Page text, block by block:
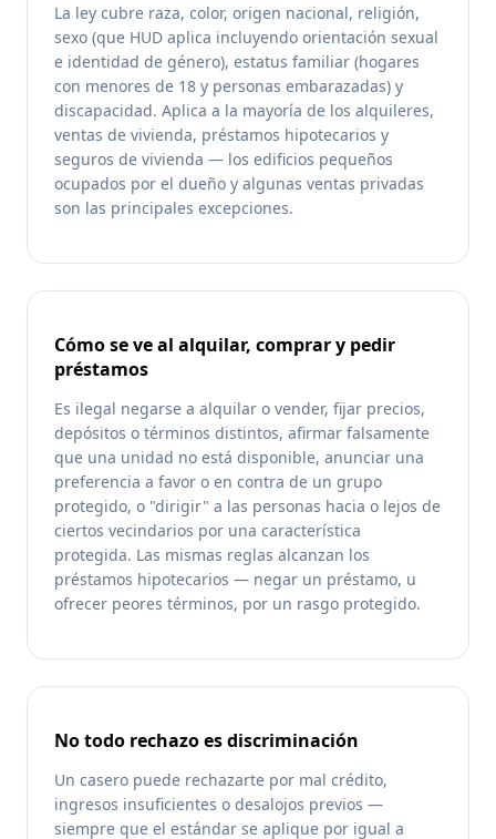
La ley cubre raza, color, origen nacional, religión,
sexo (que HUD aplica incluyendo orientación sexual
e identidad de género), estatus familiar (hogares
con menores de 18 y personas embarazadas) y
discapacidad. Aplica a la mayoría de los alquileres,
ventas de vivienda, préstamos hipotecarios y
seguros de vivienda — los edificios pequeños
ocupados por el dueño y algunas ventas privadas
son las principales excepciones.
Cómo se ve al alquilar, comprar y pedir
préstamos
Es ilegal negarse a alquilar o vender, fijar precios,
depósitos o términos distintos, afirmar falsamente
que una unidad no está disponible, anunciar una
preferencia a favor o en contra de un grupo
protegido, o "dirigir" a las personas hacia o lejos de
ciertos vecindarios por una característica
protegida. Las mismas reglas alcanzan los
préstamos hipotecarios — negar un préstamo, u
ofrecer peores términos, por un rasgo protegido.
No todo rechazo es discriminación
Un casero puede rechazarte por mal crédito,
ingresos insuficientes o desalojos previos —
siempre que el estándar se aplique por igual a